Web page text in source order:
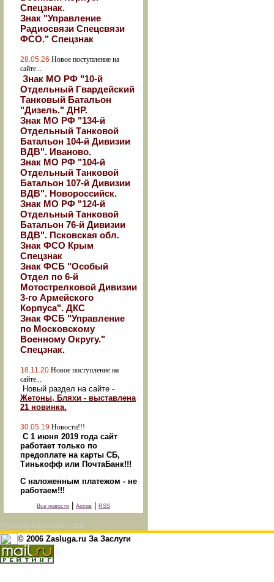
Спецзнак.
Знак "Управление
Радиосвязи Спецсвязи
ФСО." Спецзнак
28.05.26 Новое поступление на
сайте...
Знак МО РФ "10-й
Отдельный Гвардейский
Танковый Батальон
"Дизель." ДНР.
Знак МО РФ "134-й
Отдельный Танковой
Батальон 104-й Дивизии
ВДВ". Иваново.
Знак МО РФ "104-й
Отдельный Танковой
Батальон 107-й Дивизии
ВДВ". Новороссийск.
Знак МО РФ "124-й
Отдельный Танковой
Батальон 76-й Дивизии
ВДВ". Псковская обл.
Знак ФСО Крым
Спецзнак
Знак ФСБ "Особый
Отдел по 6-й
Мотострелковой Дивизии
3-го Армейского
Корпуса". ДКС
Знак ФСБ "Управление
по Московскому
Военному Округу."
Спецзнак.
18.11.20 Новое поступление на
сайте...
Новый раздел на сайте -
Жетоны, Бляхи - выставлена
21 новинка.
30.05.19 Новости!!!
С 1 июня 2019 года сайт
работает только по
предоплате на карты СБ,
Тинькофф или ПочтаБанк!!!
С наложенным платежом - не
работаем!!!
Все новости Архив RSS
Посетителей на сайте: 113
© 2006 Zasluga.ru За Заслуги